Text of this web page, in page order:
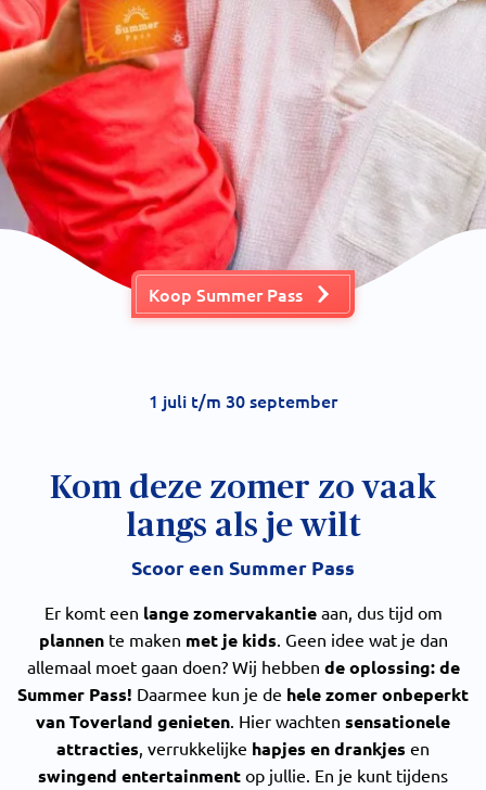
Koop Summer Pass
1 juli t/m 30 september
Kom deze zomer zo vaak
langs als je wilt
Scoor een Summer Pass
Er komt een lange zomervakantieaan, dus tijd om
plannente maken met je kids. Geen idee wat je dan
allemaal moet gaan doen? Wij hebben de oplossing: de
Summer Pass! Daarmee kun je de hele zomer onbeperkt
van Toverland genieten. Hier wachten sensationele
attracties, verrukkelijke hapjes en drankjes en
swingend entertainment op jullie. En je kunt tijdens